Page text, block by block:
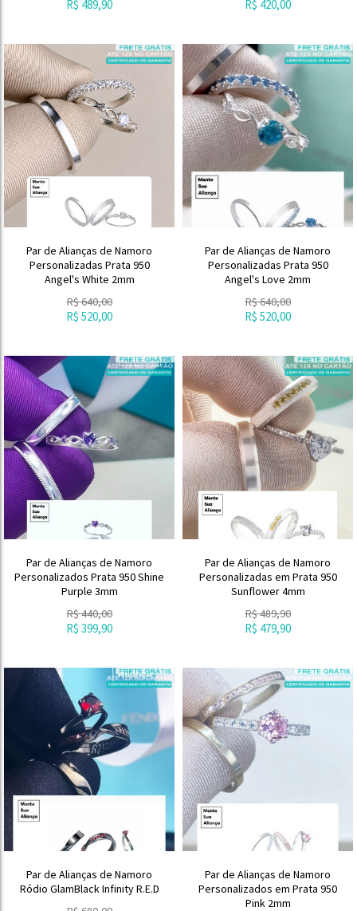
R$ 489,90 R$ 420,00
Par de Alianças de Namoro
Personalizadas Prata 950
Angel's White 2mm
R$640,00
R$ 520,00
Par de Alianças de Namoro
Personalizadas Prata 950
Angel's Love 2mm
R$640,00
R$ 520,00
Par de Alianças de Namoro
Personalizados Prata 950 Shine
Purple 3mm
R$440,00
R$ 399,90
Par de Alianças de Namoro
Personalizadas em Prata 950
Sunflower 4mm
R$489,90
R$ 479,90
Par de Alianças de Namoro
Ródio GlamBlack Infinity R.E.D
Par de Alianças de Namoro
Personalizados em Prata 950
Pink 2mm